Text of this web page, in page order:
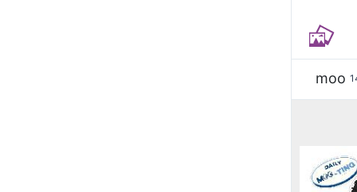
moo